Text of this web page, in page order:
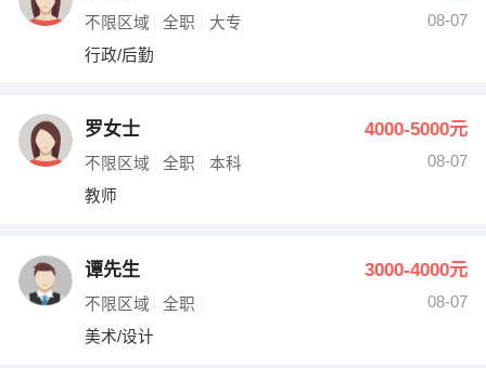
不限区域 全职 大专
08-07
行政/后勤
罗女士 4000-5000元
不限区域 全职 本科
08-07
教师
谭先生 3000-4000元
不限区域 全职
08-07
美术/设计